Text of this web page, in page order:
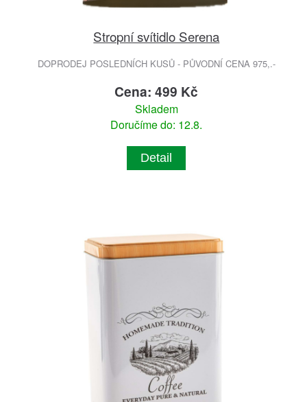
Stropní svítidlo Serena
DOPRODEJ POSLEDNÍCH KUSŮ - PŮVODNÍ CENA 975,.-
Cena: 499 Kč
Skladem
Doručíme do: 12.8.
Detail